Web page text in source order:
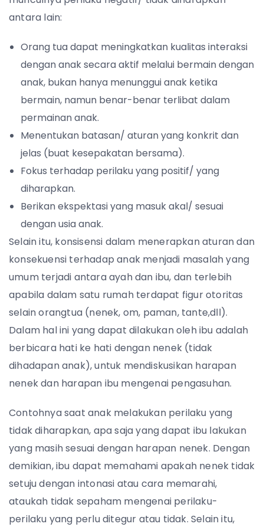
antara lain:
Orang tua dapat meningkatkan kualitas interaksi
dengan anak secara aktif melalui bermain dengan
anak, bukan hanya menunggui anak ketika
bermain, namun benar-benar terlibat dalam
permainan anak.
Menentukan batasan/ aturan yang konkrit dan
jelas (buat kesepakatan bersama).
Fokus terhadap perilaku yang positif/ yang
diharapkan.
Berikan ekspektasi yang masuk akal/ sesuai
dengan usia anak.
Selain itu, konsisensi dalam menerapkan aturan dan
konsekuensi terhadap anak menjadi masalah yang
umum terjadi antara ayah dan ibu, dan terlebih
apabila dalam satu rumah terdapat figur otoritas
selain orangtua (nenek, om, paman, tante,dll).
Dalam hal ini yang dapat dilakukan oleh ibu adalah
berbicara hati ke hati dengan nenek (tidak
dihadapan anak), untuk mendiskusikan harapan
nenek dan harapan ibu mengenai pengasuhan.
Contohnya saat anak melakukan perilaku yang
tidak diharapkan, apa saja yang dapat ibu lakukan
yang masih sesuai dengan harapan nenek. Dengan
demikian, ibu dapat memahami apakah nenek tidak
setuju dengan intonasi atau cara memarahi,
ataukah tidak sepaham mengenai perilaku-
perilaku yang perlu ditegur atau tidak. Selain itu,